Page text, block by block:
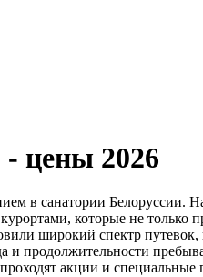
- цены 2026
в санатории Белоруссии.
которые не только
широкий спектр
и продолжительности
акции и